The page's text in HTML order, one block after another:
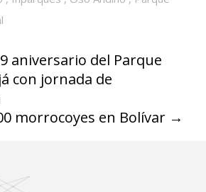
aniversario del Parque
con jornada de
morrocoyes en Bolívar →